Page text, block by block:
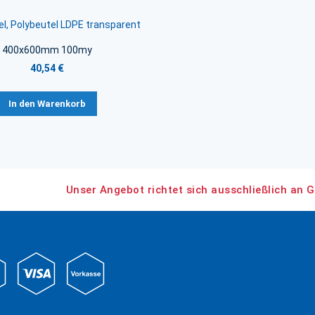
Polybeutel LDPE transparent
400x600mm 100my
40,54 €
In den Warenkorb
Unser Angebot richtet sich ausschließlich an